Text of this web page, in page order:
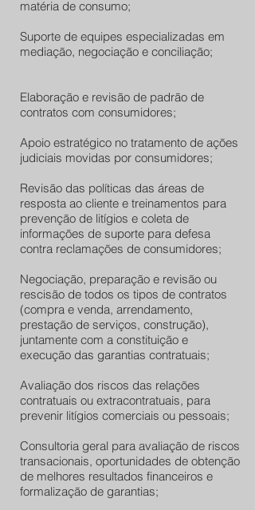
matéria de consumo;
Suporte de equipes especializadas em
mediação, negociação e conciliação;
Elaboração e revisão de padrão de
contratos com consumidores;
Apoio estratégico no tratamento de ações
judiciais movidas por consumidores;
Revisão das políticas das áreas de
resposta ao cliente e treinamentos para
prevenção de litígios e coleta de
informações de suporte para defesa
contra reclamações de consumidores;
Negociação, preparação e revisão ou
rescisão de todos os tipos de contratos
(compra e venda, arrendamento,
prestação de serviços, construção),
juntamente com a constituição e
execução das garantias contratuais;
Avaliação dos riscos das relações
contratuais ou extracontratuais, para
prevenir litígios comerciais ou pessoais;
Consultoria geral para avaliação de riscos
transacionais, oportunidades de obtenção
de melhores resultados financeiros e
formalização de garantias;